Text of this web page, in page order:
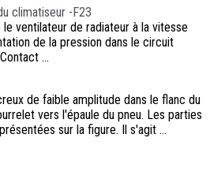
climatiseur -F23
ventilateur de radiateur à la vitesse
de la pression dans le circuit
...
de faible amplitude dans le flanc du
vers l'épaule du pneu. Les parties
sur la figure. Il s'agit ...